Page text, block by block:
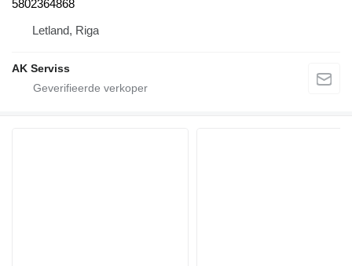
5802364868
Letland, Riga
AK Serviss